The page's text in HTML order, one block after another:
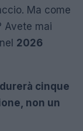
Ma come
Avete mai
nel 2026
cinque
non un